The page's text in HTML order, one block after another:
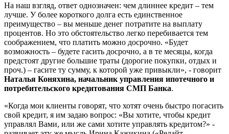
На наш взгляд, ответ однозначен: чем длиннее кредит – тем
лучше. У более короткого долга есть единственное
преимущество – вы меньше денег потратите на выплату
процентов. Но это обстоятельство легко перебивается тем
соображением, что платить можно досрочно. «Будет
возможность – будете гасить досрочно, а в те месяцы, когда
предстоят другие большие траты (дорогие покупки, отдых и
проч.) – гасите ту сумму, к которой уже привыкли», - говорит
Наталья Коняхина, начальник управления ипотечного и
потребительского кредитования СМП Банка.
«Когда мои клиенты говорят, что хотят очень быстро погасить
свой кредит, я им задаю вопрос: «Вы хотите, чтобы кредит
управлял Вами, или же сами хотите управлять кредитом?» -